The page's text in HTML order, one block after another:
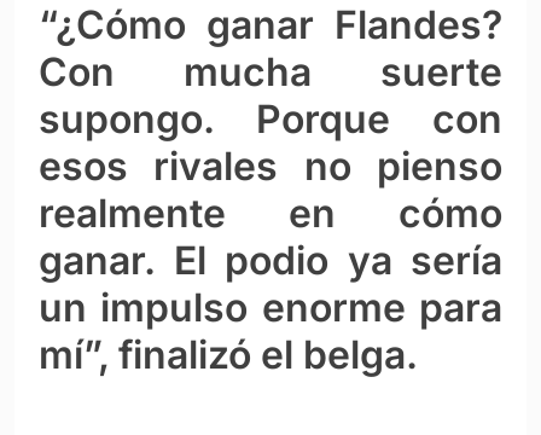
“¿Cómo ganar Flandes?
Con mucha suerte
supongo. Porque con
esos rivales no pienso
realmente en cómo
ganar. El podio ya sería
un impulso enorme para
mí”, finalizó el belga.